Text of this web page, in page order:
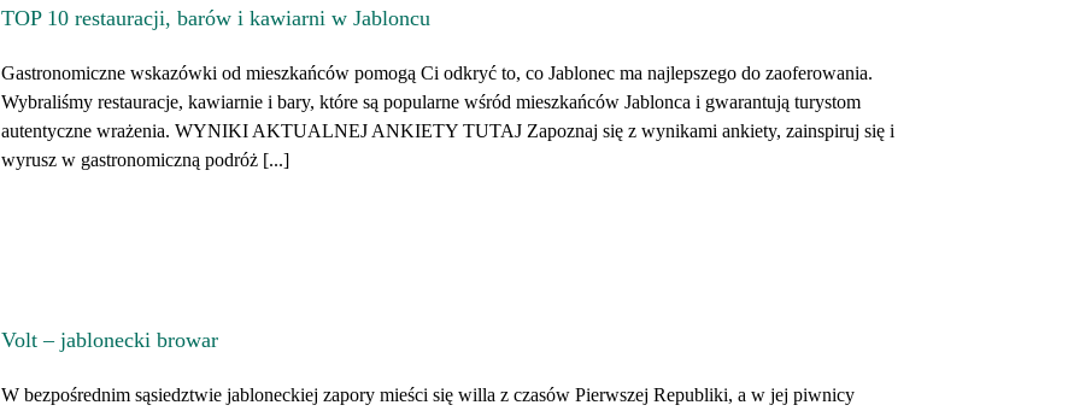
TOP 10 restauracji, barów i kawiarni w Jabloncu
Gastronomiczne wskazówki od mieszkańców pomogą Ci odkryć to, co Jablonec ma najlepszego do zaoferowania.
Wybraliśmy restauracje, kawiarnie i bary, które są popularne wśród mieszkańców Jablonca i gwarantują turystom
autentyczne wrażenia. WYNIKI AKTUALNEJ ANKIETY TUTAJ Zapoznaj się z wynikami ankiety, zainspiruj się i
wyrusz w gastronomiczną podróż [...]
Volt – jablonecki browar
W bezpośrednim sąsiedztwie jabloneckiej zapory mieści się willa z czasów Pierwszej Republiki, a w jej piwnicy